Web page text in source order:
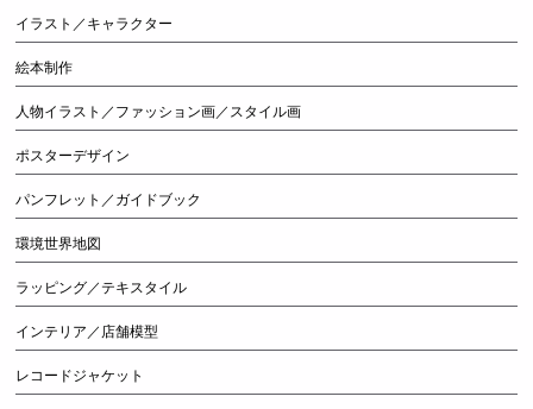
イラスト／キャラクター
絵本制作
人物イラスト／ファッション画／スタイル画
ポスターデザイン
パンフレット／ガイドブック
環境世界地図
ラッピング／テキスタイル
インテリア／店舗模型
レコードジャケット